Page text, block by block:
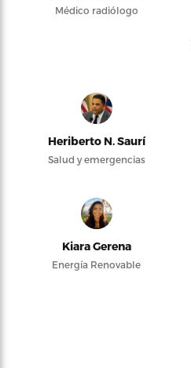
Médico radiólogo
Heriberto N. Saurí
Salud y emergencias
Kiara Gerena
Energía Renovable